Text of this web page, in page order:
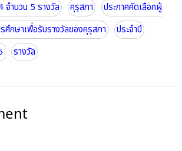
จำนวน 5 รางวัล
คุรุสภา
ประกาศคัดเลือกผู้
ศึกษาเพื่อรับรางวัลของคุรุสภา
ประจำปี
รางวัล